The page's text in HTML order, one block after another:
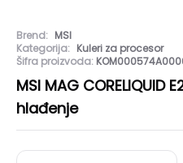
Brend: MSI
Kategorija: Kuleri za procesor
Šifra proizvoda:
MSI MAG CORELIQUID
hlađenje